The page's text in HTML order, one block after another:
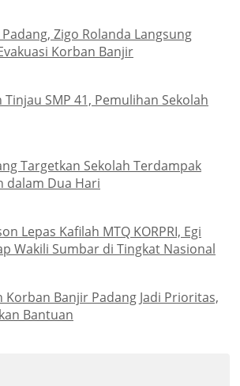
Zigo Rolanda Langsung
Korban Banjir
Tinjau SMP 41, Pemulihan Sekolah
Targetkan Sekolah Terdampak
dalam Dua Hari
Lepas Kafilah MTQ KORPRI, Egi
Wakili Sumbar di Tingkat Nasional
Korban Banjir Padang Jadi Prioritas,
Bantuan